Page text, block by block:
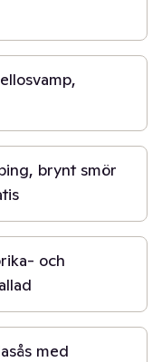
brynt smör
och
med